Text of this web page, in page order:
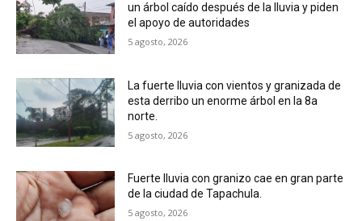
un árbol caído después de la lluvia y piden
el apoyo de autoridades
5 agosto, 2026
La fuerte lluvia con vientos y granizada de
esta derribo un enorme árbol en la 8a
norte.
5 agosto, 2026
Fuerte lluvia con granizo cae en gran parte
de la ciudad de Tapachula.
5 agosto, 2026